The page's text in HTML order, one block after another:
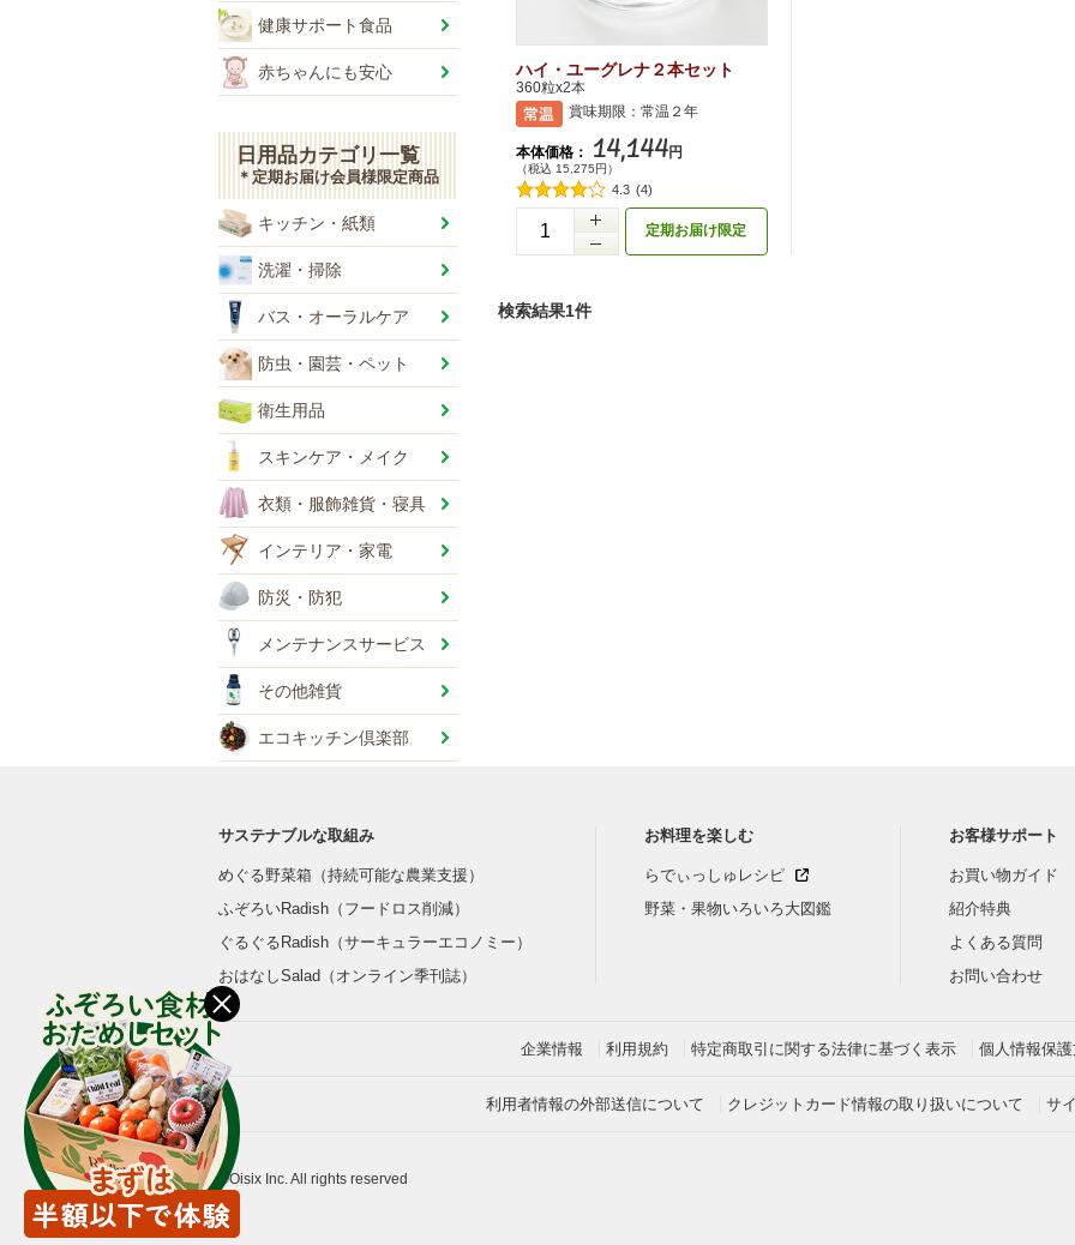
健康サポート食品
赤ちゃんにも安心
日用品カテゴリ一覧
＊定期お届け会員様限定商品
キッチン・紙類
洗濯・掃除
バス・オーラルケア
防虫・園芸・ペット
衛生用品
スキンケア・メイク
衣類・服飾雑貨・寝具
インテリア・家電
防災・防犯
メンテナンスサービス
その他雑貨
エコキッチン倶楽部
ハイ・ユーグレナ２本セット
360粒x2本
賞味期限：常温２年
本体価格： 14,144円
（税込 15,275円）
4.3 (4)
定期お届け限定
検索結果1件
サステナブルな取組み
めぐる野菜箱（持続可能な農業支援）
ふぞろいRadish（フードロス削減）
ぐるぐるRadish（サーキュラーエコノミー）
おはなしSalad（オンライン季刊誌）
お料理を楽しむ
らでぃっしゅレシピ
野菜・果物いろいろ大図鑑
お客様サポート
お買い物ガイド
紹介特典
よくある質問
お問い合わせ
企業情報 利用規約 特定商取引に関する法律に基づく表示 個人情報保
利用者情報の外部送信について クレジットカード情報の取り扱いについて サ
©Oisix Inc. All rights reserved